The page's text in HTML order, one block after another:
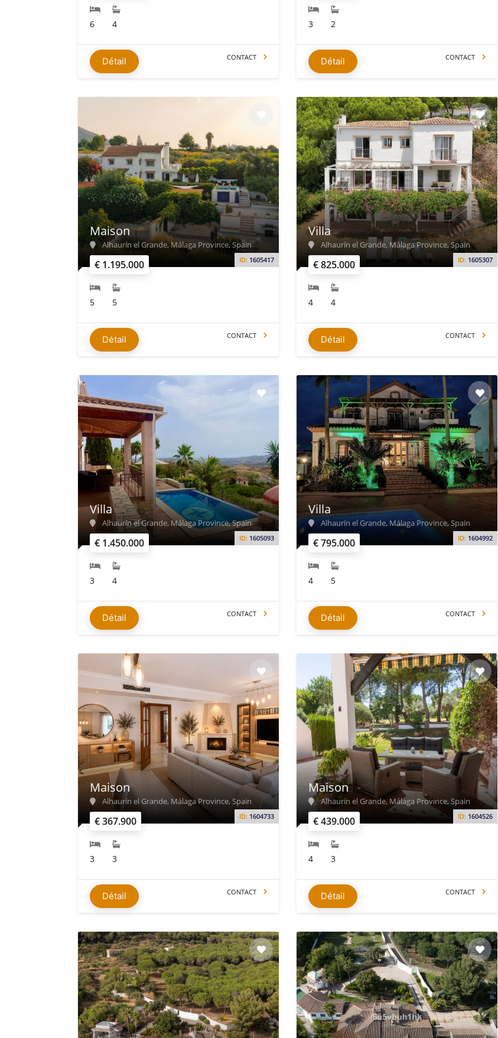
6 4
Détail CONTACT
3 2
Détail CONTACT
€ 1.195.000 ID: 1605417
Maison
Alhaurín el Grande, Málaga Province, Spain
5 5
Détail CONTACT
€ 825.000 ID: 1605307
Villa
Alhaurín el Grande, Málaga Province, Spain
4 4
Détail CONTACT
€ 1.450.000 ID: 1605093
Villa
Alhaurín el Grande, Málaga Province, Spain
3 4
Détail CONTACT
€ 795.000 ID: 1604992
Villa
Alhaurín el Grande, Málaga Province, Spain
4 5
Détail CONTACT
€ 367.900 ID: 1604733
Maison
Alhaurín el Grande, Málaga Province, Spain
3 3
Détail CONTACT
€ 439.000 ID: 1604526
Maison
Alhaurín el Grande, Málaga Province, Spain
4 3
Détail CONTACT